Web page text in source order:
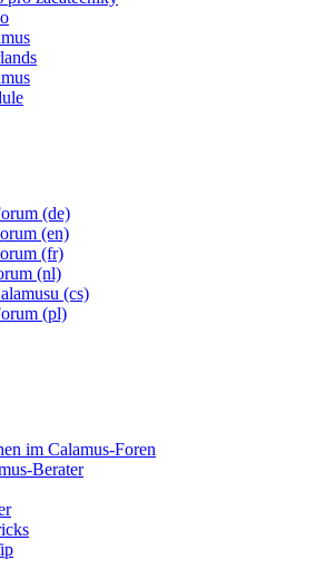
(de)
(en)
(fr)
(nl)
(cs)
(pl)
im Calamus-Foren
Berater